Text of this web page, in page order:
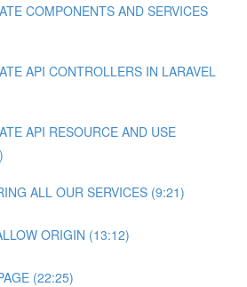
COMPONENTS AND SERVICES
API CONTROLLERS IN LARAVEL
API RESOURCE AND USE
ALL OUR SERVICES (9:21)
ORIGIN (13:12)
(22:25)